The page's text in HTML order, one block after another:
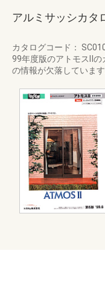
アルミサッシカタ
カタログコード：
99年度版のアトモスⅡ
の情報が欠落していま